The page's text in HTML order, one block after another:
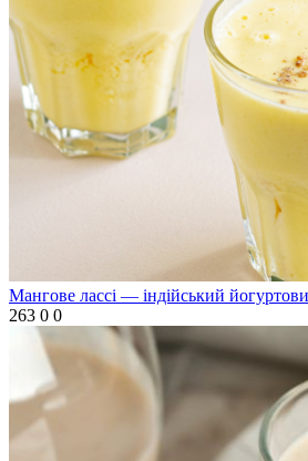
Мангове лассі — індійський
263 0 0